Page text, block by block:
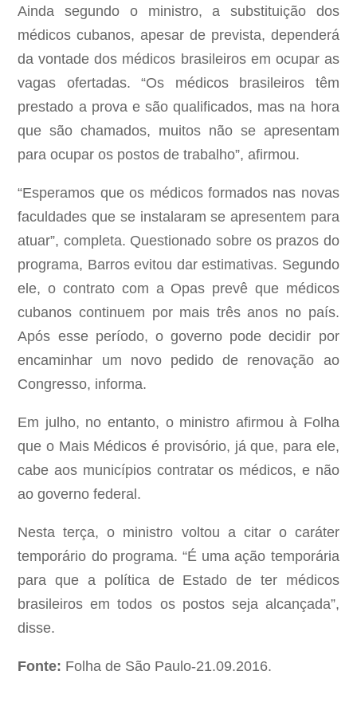
Ainda segundo o ministro, a substituição dos
médicos cubanos, apesar de prevista, dependerá
da vontade dos médicos brasileiros em ocupar as
vagas ofertadas. “Os médicos brasileiros têm
prestado a prova e são qualificados, mas na hora
que são chamados, muitos não se apresentam
para ocupar os postos de trabalho”, afirmou.
“Esperamos que os médicos formados nas novas
faculdades que se instalaram se apresentem para
atuar”, completa. Questionado sobre os prazos do
programa, Barros evitou dar estimativas. Segundo
ele, o contrato com a Opas prevê que médicos
cubanos continuem por mais três anos no país.
Após esse período, o governo pode decidir por
encaminhar um novo pedido de renovação ao
Congresso, informa.
Em julho, no entanto, o ministro afirmou à Folha
que o Mais Médicos é provisório, já que, para ele,
cabe aos municípios contratar os médicos, e não
ao governo federal.
Nesta terça, o ministro voltou a citar o caráter
temporário do programa. “É uma ação temporária
para que a política de Estado de ter médicos
brasileiros em todos os postos seja alcançada”,
disse.
Fonte: Folha de São Paulo-21.09.2016.